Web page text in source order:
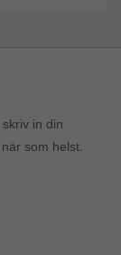
in din
som helst.